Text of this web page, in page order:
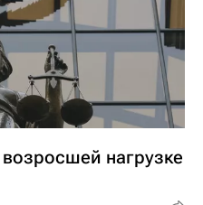
нагрузке